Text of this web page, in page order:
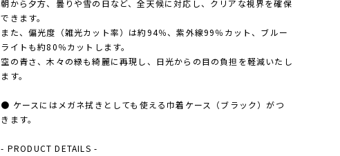
朝から夕方、曇りや雪の日など、全天候に対応し、クリアな視界を確保
できます。
また、偏光度（雑光カット率）は約94％、紫外線99％カット、ブルー
ライトも約80％カットします。
空の青さ、木々の緑も綺麗に再現し、日光からの目の負担を軽減いたし
ます。
● ケースにはメガネ拭きとしても使える巾着ケース（ブラック）がつ
きます。
- PRODUCT DETAILS -